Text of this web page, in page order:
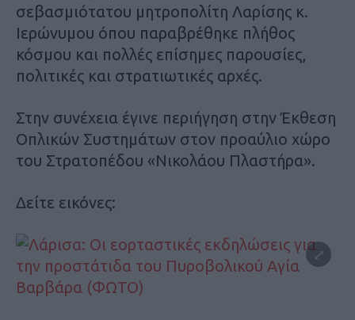
σεβασμιότατου μητροπολίτη Λαρίσης κ.
Ιερώνυμου όπου παραβρέθηκε πλήθος
κόσμου και πολλές επίσημες παρουσίες,
πολιτικές και στρατιωτικές αρχές.
Στην συνέχεια έγινε περιήγηση στην Έκθεση
Οπλικών Συστημάτων στον προαύλιο χώρο
του Στρατοπέδου «Νικολάου Πλαστήρα».
Δείτε εικόνες: